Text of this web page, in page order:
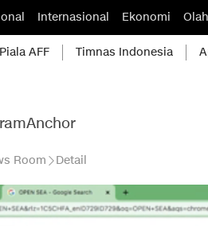
Internasional Ekonomi
Piala AFF Timnas Indonesia
Anchor
Room Detail